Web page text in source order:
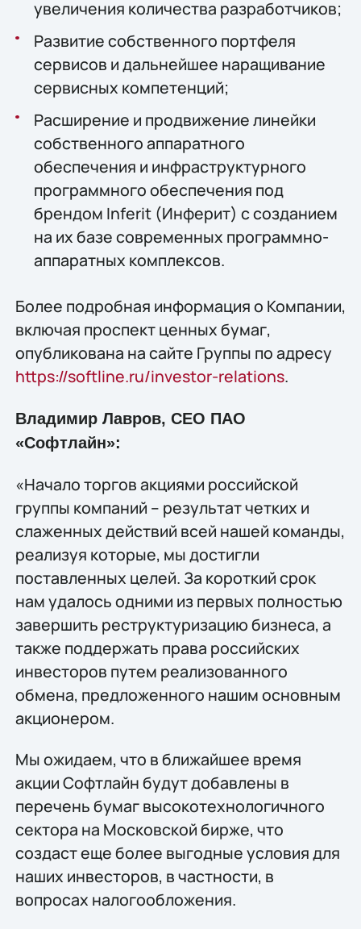
увеличения количества разработчиков;
Развитие собственного портфеля
сервисов и дальнейшее наращивание
сервисных компетенций;
Расширение и продвижение линейки
собственного аппаратного
обеспечения и инфраструктурного
программного обеспечения под
брендом Inferit (Инферит) с созданием
на их базе современных программно-
аппаратных комплексов.
Более подробная информация о Компании,
включая проспект ценных бумаг,
опубликована на сайте Группы по адресу
https://softline.ru/investor-relations.
Владимир Лавров, СЕО ПАО
«Софтлайн»:
«Начало торгов акциями российской
группы компаний – результат четких и
слаженных действий всей нашей команды,
реализуя которые, мы достигли
поставленных целей. За короткий срок
нам удалось одними из первых полностью
завершить реструктуризацию бизнеса, а
также поддержать права российских
инвесторов путем реализованного
обмена, предложенного нашим основным
акционером.
Мы ожидаем, что в ближайшее время
акции Софтлайн будут добавлены в
перечень бумаг высокотехнологичного
сектора на Московской бирже, что
создаст еще более выгодные условия для
наших инвесторов, в частности, в
вопросах налогообложения.